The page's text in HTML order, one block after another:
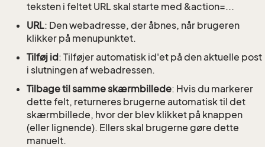
teksten i feltet URL skal starte med &action=...
URL: Den webadresse, der åbnes, når brugeren
klikker på menupunktet.
Tilføj id: Tilføjer automatisk id'et på den aktuelle post
i slutningen af webadressen.
Tilbage til samme skærmbillede: Hvis du markerer
dette felt, returneres brugerne automatisk til det
skærmbillede, hvor der blev klikket på knappen
(eller lignende). Ellers skal brugerne gøre dette
manuelt.